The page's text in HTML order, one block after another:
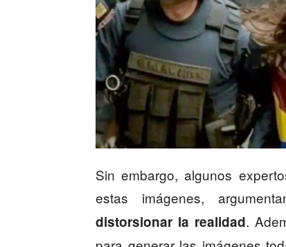
Sin embargo, algunos
estas imágenes,
distorsionar la realidad.